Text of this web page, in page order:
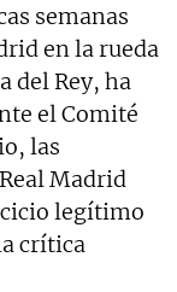
semanas
en la rueda
del Rey, ha
el Comité
las
Madrid
legítimo
crítica